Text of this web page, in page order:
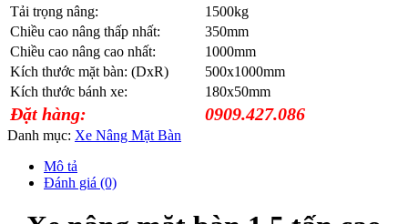
Tải trọng nâng:
1500kg
Chiều cao nâng thấp nhất:
350mm
Chiều cao nâng cao nhất:
1000mm
Kích thước mặt bàn: (DxR)
500x1000mm
Kích thước bánh xe:
180x50mm
Đặt hàng: 0909.427.086
Danh mục: Xe Nâng Mặt Bàn
Mô tả
Đánh giá (0)